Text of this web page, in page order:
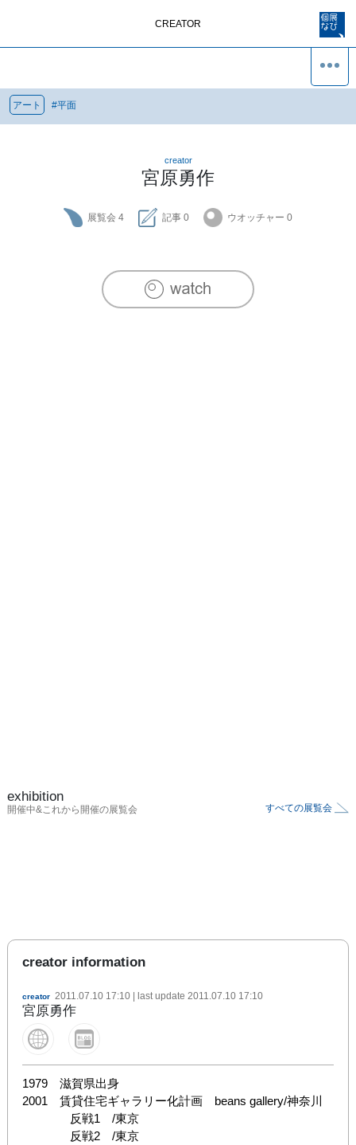
CREATOR
アート #平面
creator
宮原勇作
展覧会 4 記事 0 ウオッチャー 0
exhibition
開催中&これから開催の展覧会 すべての展覧会
creator information
creator 2011.07.10 17:10 | last update 2011.07.10 17:10
宮原勇作
1979　滋賀県出身
2001　賃貸住宅ギャラリー化計画　beans gallery/神奈川
反戦1　/東京
反戦2　/東京